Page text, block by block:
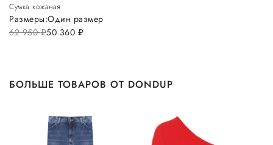
Сумка кожаная
62 950руб.50 360 руб.
Размеры:Один размер
БОЛЬШЕ ТОВАРОВ ОТ DONDUP